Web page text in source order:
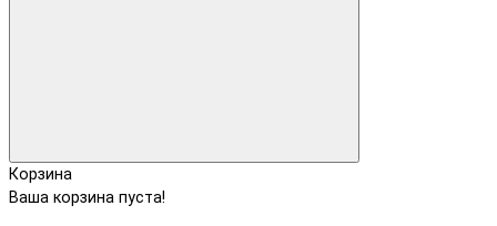
Корзина
Ваша корзина пуста!